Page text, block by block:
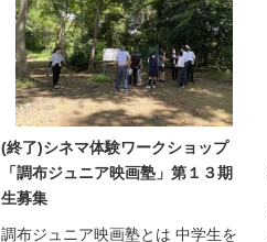
(終了)シネマ体験ワークショップ
「調布ジュニア映画塾」第１３期
生募集
調布ジュニア映画塾とは 中学生を